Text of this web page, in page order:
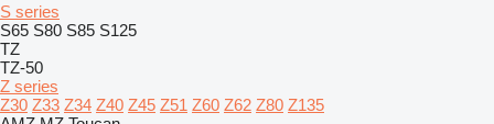
S series
S65 S80 S85 S125
TZ
TZ-50
Z series
Z30 Z33 Z34 Z40 Z45 Z51 Z60 Z62 Z80 Z135